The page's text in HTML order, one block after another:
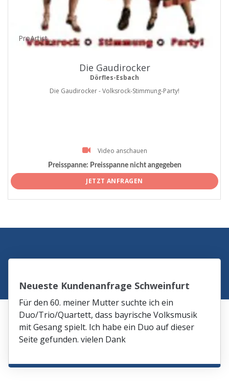
ProArtist
Die Gaudirocker
Dörfles-Esbach
Die Gaudirocker - Volksrock-Stimmung-Party!
Video anschauen
Preisspanne: Preisspanne nicht angegeben
JETZT ANFRAGEN
Neueste Kundenanfrage Schweinfurt
Für den 60. meiner Mutter suchte ich ein
Duo/Trio/Quartett, dass bayrische Volksmusik
mit Gesang spielt. Ich habe ein Duo auf dieser
Seite gefunden. vielen Dank